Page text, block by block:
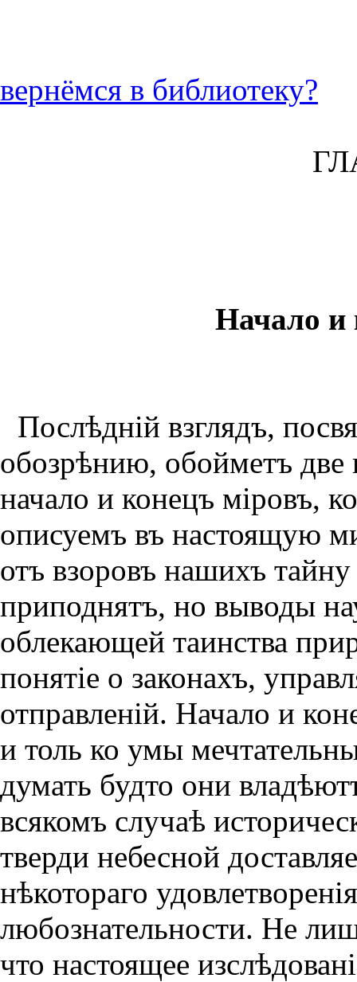
вернёмся в библиотеку?
Начало и
Послѣднiй взглядъ,
обозрѣнию, обойметъ
начало и конецъ мiровъ,
описуемъ въ настоящую
отъ взоровъ нашихъ
приподнятъ, но выводы
облекающей таинства
понятiе о законахъ,
отправленiй. Начало и
и толь ко умы
думать будто они
всякомъ случаѣ
тверди небесной
нѣкотораго
любознательности. Не
что настоящее